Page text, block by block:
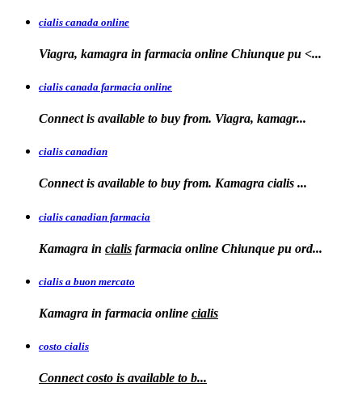
cialis canada online
Viagra, kamagra in farmacia online Chiunque pu <...
cialis canada farmacia online
Connect is available to buy from. Viagra, kamagr...
cialis canadian
Connect is available to buy from. Kamagra cialis ...
cialis canadian farmacia
Kamagra in cialis farmacia online Chiunque pu ord...
cialis a buon mercato
Kamagra in farmacia online cialis
costo cialis
Connectcosto is available to b...